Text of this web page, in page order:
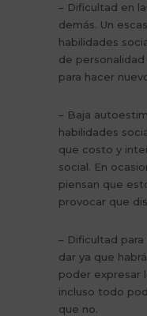
– Dificultad en
demás. Un
habilidades
de
para hacer
– Baja
habilidades
que costo y
social. En
piensan que
provocar que
– Dificultad
dar ya que
poder expresar
incluso todo
que no.